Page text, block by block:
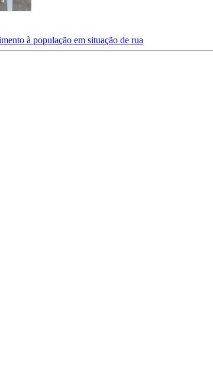
à população em situação de rua